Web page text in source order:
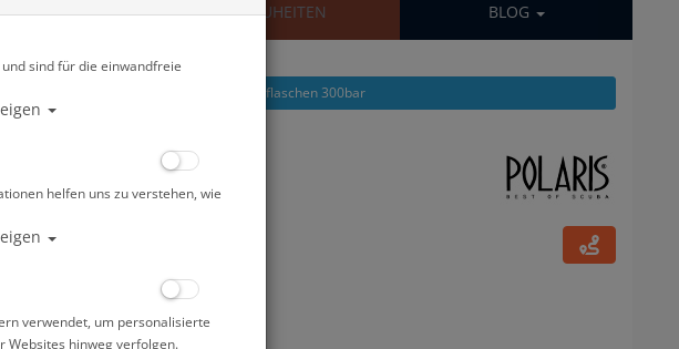
SALE NEUHEITEN BLOG
Alle Artikel zeigen aus: Tauchflaschen 300bar
bar - Twin Ventil - 12930
sind für die einwandfreie
helfen uns zu verstehen, wie
verwendet, um personalisierte
Websites hinweg verfolgen.